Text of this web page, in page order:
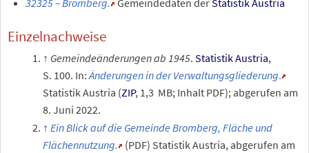
32325 – Bromberg. Gemeindedaten derStatistik Austria
Einzelnachweise
Gemeindeänderungen ab 1945.Statistik Austria,
S. 100. In:Änderungen in der Verwaltungsgliederung.
Statistik Austria (ZIP, 1,3 MB; Inhalt PDF); abgerufen am
8. Juni 2022.
Ein Blick auf die Gemeinde Bromberg, Fläche und
Flächennutzung.
(PDF) Statistik Austria, abgerufen am